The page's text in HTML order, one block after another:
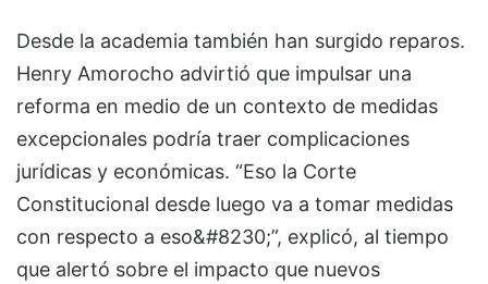
Desde la academia también han surgido reparos.
Henry Amorocho advirtió que impulsar una
reforma en medio de un contexto de medidas
excepcionales podría traer complicaciones
jurídicas y económicas. “Eso la Corte
Constitucional desde luego va a tomar medidas
con respecto a eso&#8230;”, explicó, al tiempo
que alertó sobre el impacto que nuevos